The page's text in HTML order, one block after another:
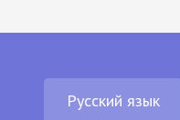
Русский язык